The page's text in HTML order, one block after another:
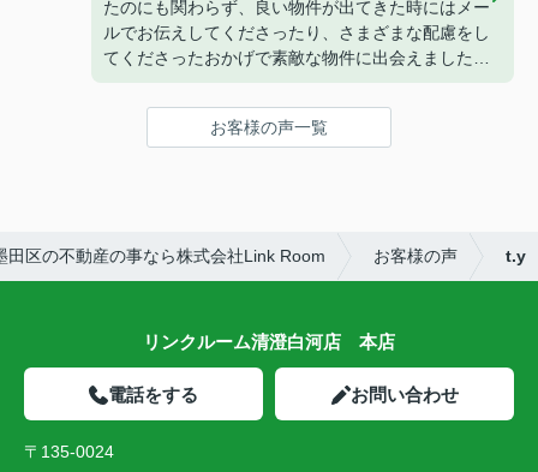
たのにも関わらず、良い物件が出てきた時にはメー
ルでお伝えしてくださったり、さまざまな配慮をし
てくださったおかげで素敵な物件に出会えました
また、担当してくださった曽山さんは来店するまで
のメールが丁寧で、とても安心してやりとりするこ
お客様の声一覧
田区の不動産の事なら株式会社Link Room お客様の声 t.y
リンクルーム清澄白河店 本店
電話をする お問い合わせ
〒135-0024